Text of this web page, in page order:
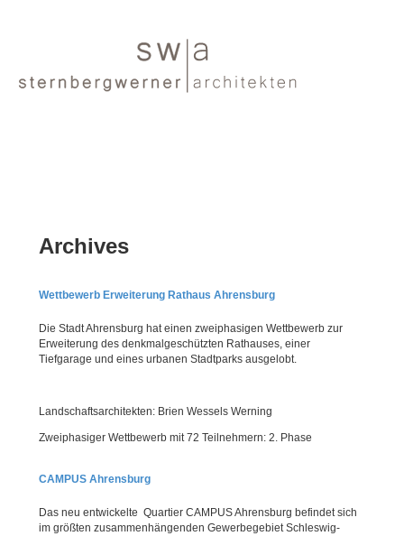
Archives
Wettbewerb Erweiterung Rathaus Ahrensburg
Die Stadt Ahrensburg hat einen zweiphasigen Wettbewerb zur
Erweiterung des denkmalgeschützten Rathauses, einer
Tiefgarage und eines urbanen Stadtparks ausgelobt.
Landschaftsarchitekten: Brien Wessels Werning
Zweiphasiger Wettbewerb mit 72 Teilnehmern: 2. Phase
CAMPUS Ahrensburg
Das neu entwickelte Quartier CAMPUS Ahrensburg befindet sich
im größten zusammenhängenden Gewerbegebiet Schleswig-